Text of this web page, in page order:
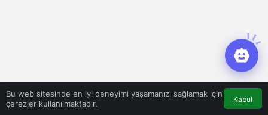
Bu web sitesinde en iyi deneyimi yaşamanızı sağlamak için
çerezler kullanılmaktadır.
Kabul